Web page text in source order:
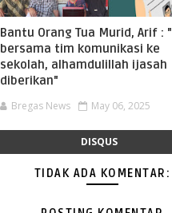
Bantu Orang Tua Murid, Arif : "
bersama tim komunikasi ke
sekolah, alhamdulillah ijasah
diberikan"
Bregas News May 06, 2025
DISQUS
TIDAK ADA KOMENTAR: